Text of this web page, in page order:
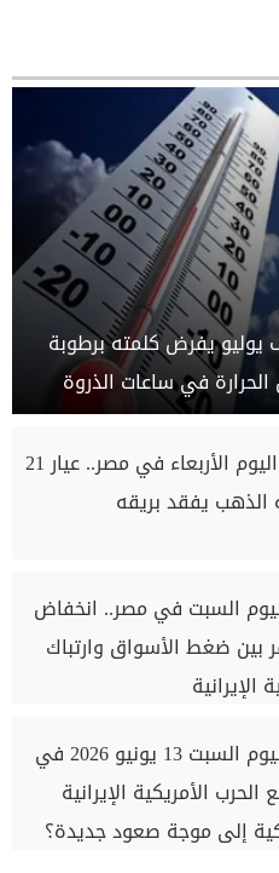
يفرض كلمته برطوبة
الحرارة في ساعات الذروة
أسعار الذهب اليوم الأربعاء في مصر.. عيار 21
الذهب يفقد بريقه
السبت في مصر.. انخفاض
بين ضغط الأسواق وارتباك
الإيرانية
سعر الدولار اليوم السبت 13 يونيو 2026 في
الأمريكية الإيرانية
إلى موجة صعود جديدة؟